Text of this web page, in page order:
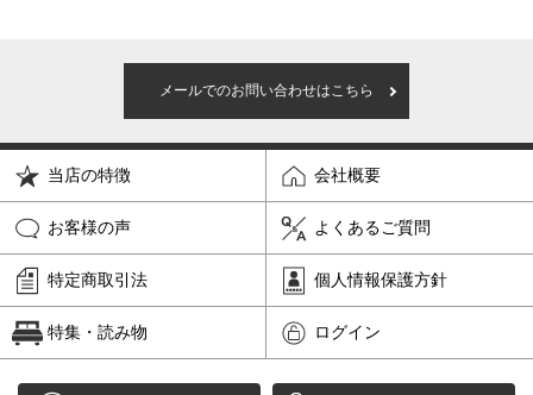
メールでのお問い合わせはこちら
当店の特徴 会社概要
お客様の声 よくあるご質問
特定商取引法 個人情報保護方針
特集・読み物 ログイン